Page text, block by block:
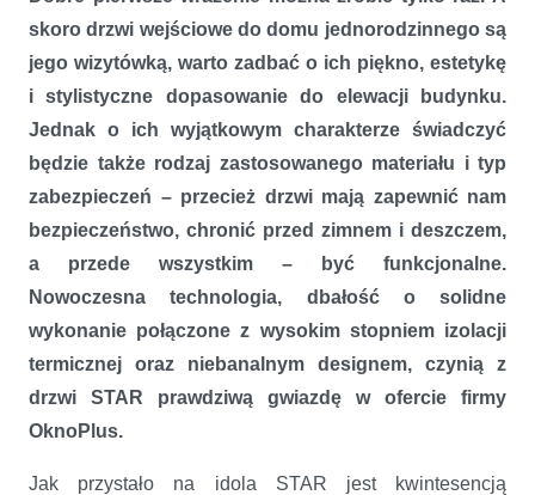
skoro drzwi wejściowe do domu jednorodzinnego są
jego wizytówką, warto zadbać o ich piękno, estetykę
i stylistyczne dopasowanie do elewacji budynku.
Jednak o ich wyjątkowym charakterze świadczyć
będzie także rodzaj zastosowanego materiału i typ
zabezpieczeń – przecież drzwi mają zapewnić nam
bezpieczeństwo, chronić przed zimnem i deszczem,
a przede wszystkim – być funkcjonalne.
Nowoczesna technologia, dbałość o solidne
wykonanie połączone z wysokim stopniem izolacji
termicznej oraz niebanalnym designem, czynią z
drzwi STAR prawdziwą gwiazdę w ofercie firmy
OknoPlus.
Jak przystało na idola STAR jest kwintesencją